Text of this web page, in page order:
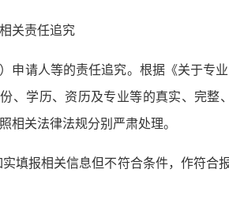
关责任追究
）申请人等的责任追究。根据《关于
、学历、资历及专业等的真实、完
相关法律法规分别严肃处理。
填报相关信息但不符合条件，作符合